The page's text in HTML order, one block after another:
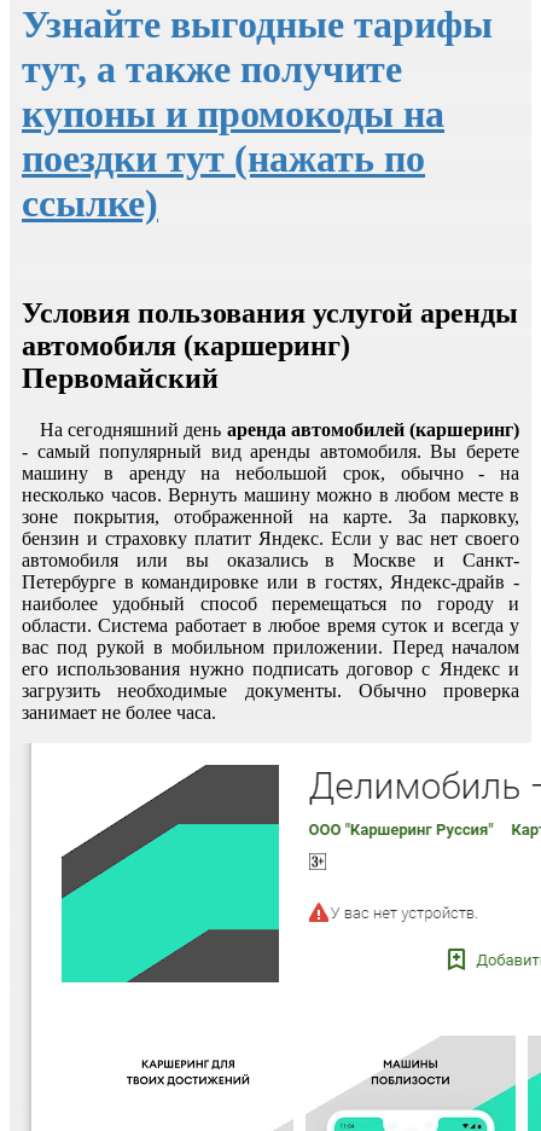
Узнайте выгодные тарифы
тут, а также получите
купоны и промокоды на
поездки тут (нажать по
ссылке)
Условия пользования услугой аренды
автомобиля (каршеринг)
Первомайский
На сегодняшний день аренда автомобилей (каршеринг)
- самый популярный вид аренды автомобиля. Вы берете
машину в аренду на небольшой срок, обычно - на
несколько часов. Вернуть машину можно в любом месте в
зоне покрытия, отображенной на карте. За парковку,
бензин и страховку платит Яндекс. Если у вас нет своего
автомобиля или вы оказались в Москве и Санкт-
Петербурге в командировке или в гостях, Яндекс-драйв -
наиболее удобный способ перемещаться по городу и
области. Система работает в любое время суток и всегда у
вас под рукой в мобильном приложении. Перед началом
его использования нужно подписать договор с Яндекс и
загрузить необходимые документы. Обычно проверка
занимает не более часа.